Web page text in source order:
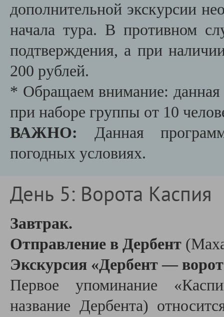
дополнительной экскурсии
начала тура. В противном
подтверждения, а при
200 рублей.
* Обращаем внимание: данная
при наборе группы от 10
ВАЖНО: Данная
погодных условиях.
День 5: Ворота Каспия
Завтрак.
Отправление в Дербент
Экскурсия «Дербент —
Первое упоминание
название Дербента)